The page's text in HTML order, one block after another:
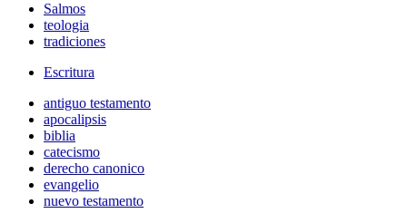
Salmos
teologia
tradiciones
Escritura
antiguo testamento
apocalipsis
biblia
catecismo
derecho canonico
evangelio
nuevo testamento